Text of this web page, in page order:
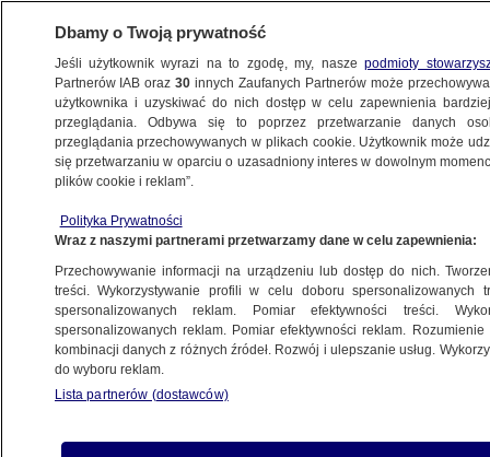
ŚWIAT
zachowanie pasażera"
21.04.2025, 08:33
Udostępnij
Dbamy o Twoją prywatność
Jeśli użytkownik wyrazi na to zgodę, my, naszepodmioty
Partnerów IAB oraz30 innych Zaufanych Partnerów może
użytkownika i uzyskiwać do nich dostęp w celu zapewnienia
przeglądania. Odbywa się to poprzez przetwarzanie danych
przeglądania przechowywanych w plikach cookie. Użytkownik może
się przetwarzaniu w oparciu o uzasadniony interes w dowolnym
plików cookie i reklam”.
Polityka Prywatności
Wraz z naszymi partnerami przetwarzamy dane w celu zapewnienia:
Przechowywanie informacji na urządzeniu lub dostęp do nich.
treści. Wykorzystywanie profili w celu doboru spersonalizowanych
spersonalizowanych reklam. Pomiar efektywności treści.
spersonalizowanych reklam. Pomiar efektywności reklam.
kombinacji danych z różnych źródeł. Rozwój i ulepszanie usług.
do wyboru reklam.
Lista partnerów (dostawców)